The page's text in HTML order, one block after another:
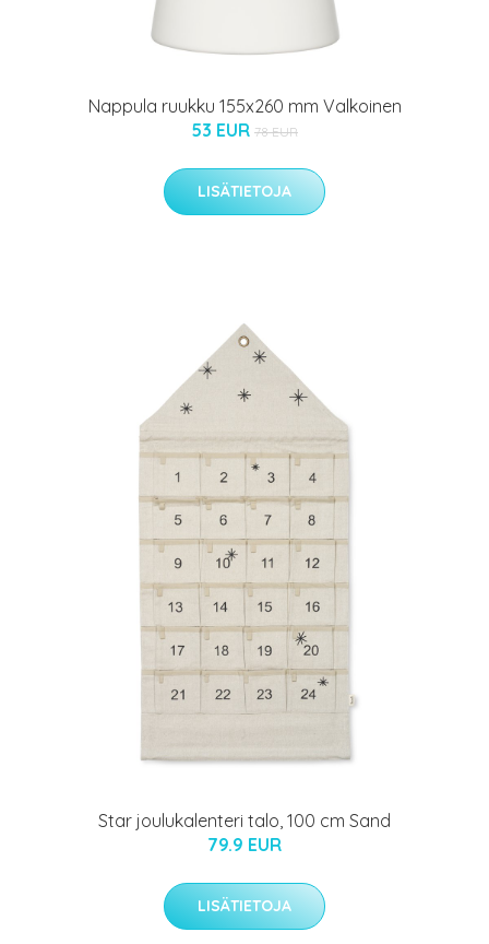
Nappula ruukku 155x260 mm Valkoinen
53 EUR 78 EUR
LISÄTIETOJA
Star joulukalenteri talo, 100 cm Sand
79.9 EUR
LISÄTIETOJA